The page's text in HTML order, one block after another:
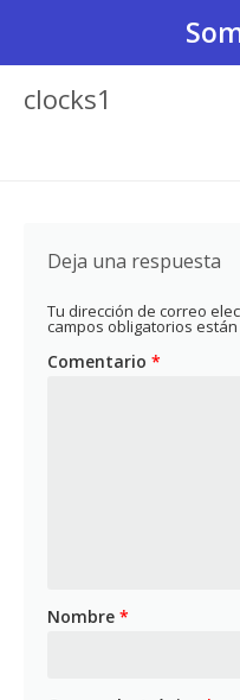
clocks1
Deja una respuesta
Tu dirección de correo
campos obligatorios
Comentario *
Nombre *